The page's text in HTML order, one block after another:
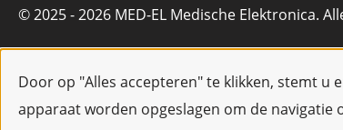
Door op "Alles accepteren" te klikken, stemt u
apparaat worden opgeslagen om de navigatie
© 2025 - 2026 MED-EL Medische Elektronica.